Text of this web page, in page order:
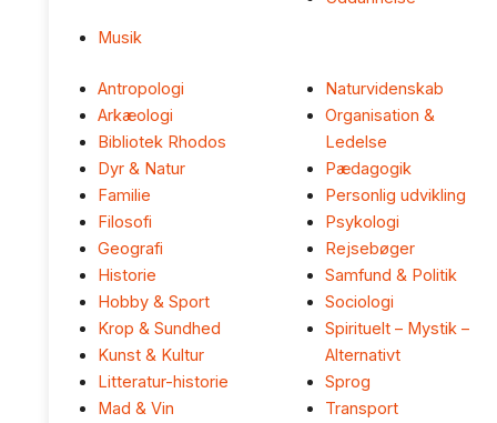
Musik
Antropologi
Arkæologi
Bibliotek Rhodos
Dyr & Natur
Familie
Filosofi
Geografi
Historie
Hobby & Sport
Krop & Sundhed
Kunst & Kultur
Litteratur-historie
Mad & Vin
Naturvidenskab
Organisation &
Ledelse
Pædagogik
Personlig udvikling
Psykologi
Rejsebøger
Samfund & Politik
Sociologi
Spirituelt – Mystik –
Alternativt
Sprog
Transport